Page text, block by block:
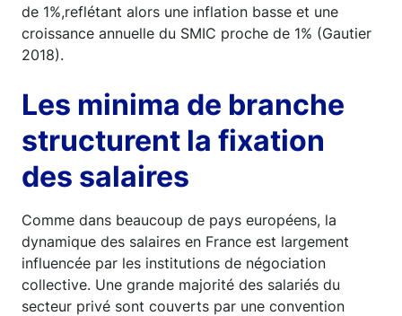
de 1%,reflétant alors une inflation basse et une
croissance annuelle du SMIC proche de 1% (Gautier
2018).
Les minima de branche
structurent la fixation
des salaires
Comme dans beaucoup de pays européens, la
dynamique des salaires en France est largement
influencée par les institutions de négociation
collective. Une grande majorité des salariés du
secteur privé sont couverts par une convention